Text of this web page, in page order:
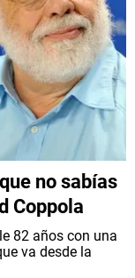
no sabías
Coppola
82 años con una
va desde la